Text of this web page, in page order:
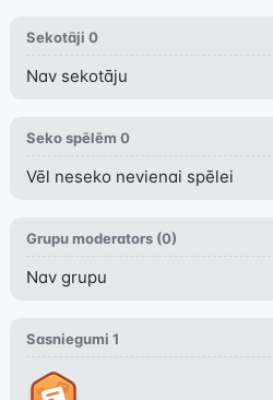
Sekotāji 0
Nav sekotāju
Seko spēlēm 0
Vēl neseko nevienai spēlei
Grupu moderators (0)
Nav grupu
Sasniegumi 1